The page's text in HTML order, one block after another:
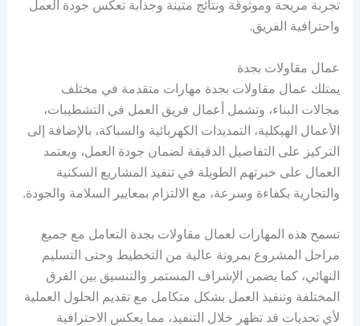
تجربة مريحة وموثوقة ونتائج متينة وجذابة تعكس جودة العمل
واحترافية الفريق.
عمال مقاولات بجدة
يمتلك عمال مقاولات بجدة مهارات متقدمة في مختلف
مجالات البناء، وتشمل أعمال فريق العمل في التشطيبات،
الأعمال الهيكلية، التمديدات الكهربائية والسباكة، بالإضافة إلى
التركيز على التفاصيل الدقيقة لضمان جودة العمل، ويعتمد
العمال على خبرتهم الطويلة في تنفيذ المشاريع السكنية
والتجارية بكفاءة وسرعة، مع الالتزام بمعايير السلامة والجودة.
تسمح هذه المهارات لعمال مقاولات بجدة التعامل مع جميع
مراحل المشروع بمرونة عالية من التخطيط وحتى التسليم
النهائي، كما يضمن الإشراف المستمر والتنسيق بين الفرق
المختلفة وتنفيذ العمل بشكل متكامل مع تقديم الحلول العملية
لأي تحديات قد تظهر خلال التنفيذ، مما يعكس الاحترافية